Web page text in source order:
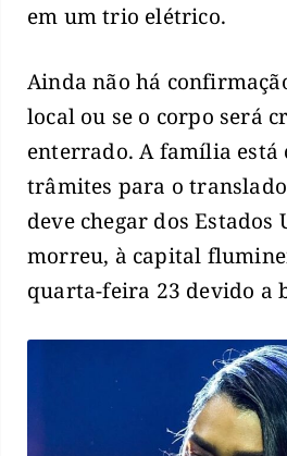
em um trio elétrico.
Ainda não há
local ou se o corpo será
enterrado. A família está
trâmites para o
deve chegar dos Estados
morreu, à capital
quarta-feira 23 devido a